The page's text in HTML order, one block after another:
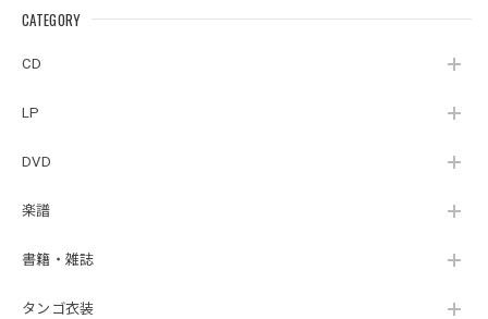
CATEGORY
CD
LP
DVD
楽譜
書籍・雑誌
タンゴ衣装
_TNLBR_
Vanessa